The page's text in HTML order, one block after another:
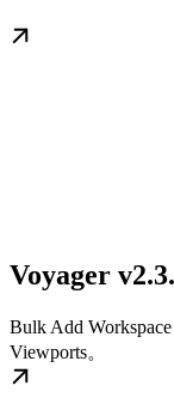
Voyager
Bulk Add
Viewports。